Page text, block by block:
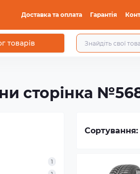
Доставка та оплата Гарантія
товарів
сторінка
1
Сортування: